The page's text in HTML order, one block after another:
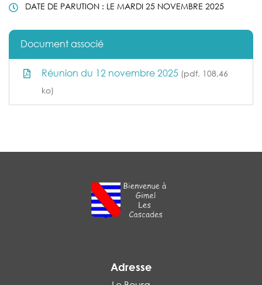
DATE DE PARUTION : LE MARDI 25 NOVEMBRE 2025
Document associé
Réunion du 12 novembre 2025 (pdf, 108,46
ko)
Adresse